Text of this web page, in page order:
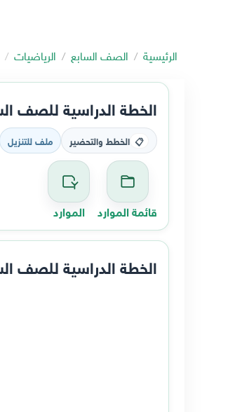
الرئيسية الصف السابع الرياضيات
الخطة الدراسية للصف السابع
📋 الخطط والتحضير ملف للتنزيل
قائمة الموارد الموارد
الخطة الدراسية للصف السابع